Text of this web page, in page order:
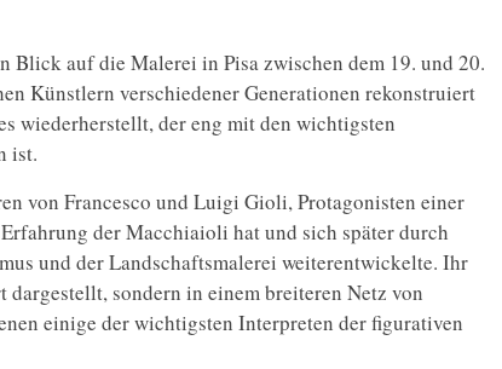
Blick auf die Malerei in Pisa zwischen dem 19. und 20.
Künstlern verschiedener Generationen rekonstruiert
wiederherstellt, der eng mit den wichtigsten
ist.
von Francesco und Luigi Gioli, Protagonisten einer
der Macchiaioli hat und sich später durch
und der Landschaftsmalerei weiterentwickelte. Ihr
sondern in einem breiteren Netz von
einige der wichtigsten Interpreten der figurativen